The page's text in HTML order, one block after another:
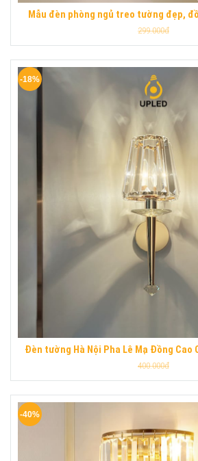
Mẫu đèn phòng ngủ treo tường đẹp,
299.000đ
Đèn tường Hà Nội Pha Lê Mạ Đồng Cao
400.000đ
-18%
-40%